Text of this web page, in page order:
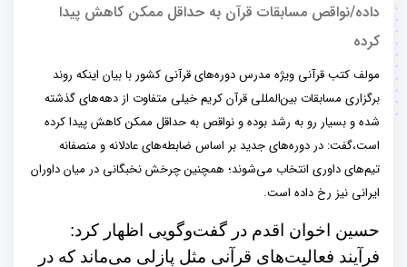
داده/نواقص مسابقات قرآن به حداقل ممکن کاهش پیدا
کرده
مولف کتب قرآنی ویژه مدرس دوره‌های قرآنی کشور با بیان اینکه روند
برگزاری مسابقات بین‌المللی قرآن کریم خیلی متفاوت از دهه‌های گذشته
شده و بسیار رو به رشد بوده و نواقص به حداقل ممکن کاهش پیدا کرده
است،گفت: در دوره‌های جدید بر اساس ضابطه‌های عادلانه و منصفانه
تیم‌های داوری انتخاب می‌شوند؛ همچنین چرخش نخبگانی در میان داوران
ایرانی نیز رخ داده است.
حسین اخوان اقدم در گفت‌و‌گویی اظهار کرد:
فرآیند فعالیت‌های قرآنی مثل پازلی می‌ماند که در